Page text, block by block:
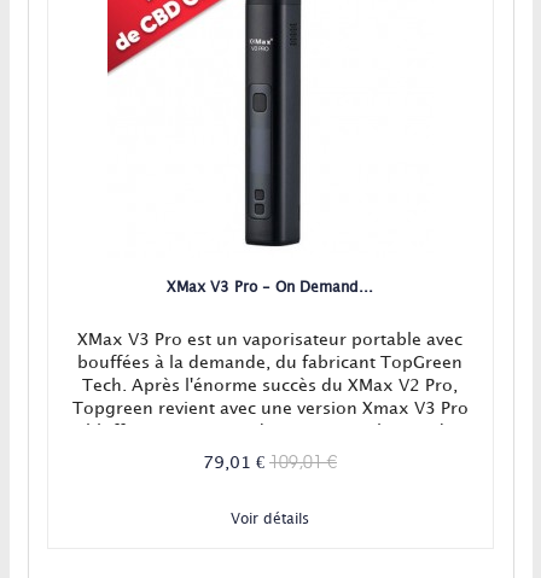
XMax V3 Pro - On Demand...
XMax V3 Pro est un vaporisateur portable avec
bouffées à la demande, du fabricant TopGreen
Tech. Après l'énorme succès du XMax V2 Pro,
Topgreen revient avec une version Xmax V3 Pro
d'accord dans cette gamme de prix. Et pour
79,01 € 109,01 €
Voir détails